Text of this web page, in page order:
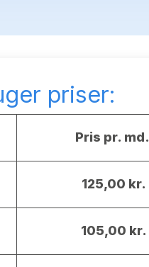
priser:
Pris pr. md.
125,00 kr.
105,00 kr.